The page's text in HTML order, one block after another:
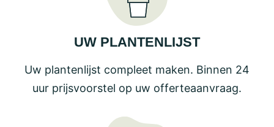
UW PLANTENLIJST
Uw plantenlijst compleet maken. Binnen 24
uur prijsvoorstel op uw offerteaanvraag.